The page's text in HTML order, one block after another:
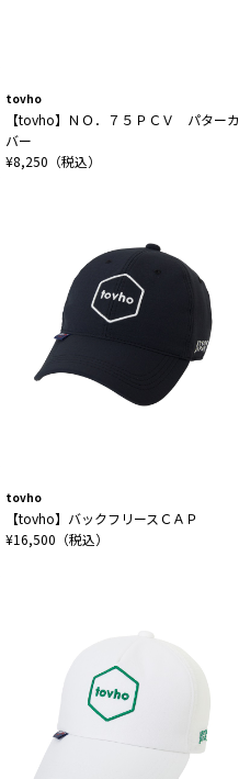
tovho
【tovho】ＮＯ．７５ＰＣＶ パターカ
バー
¥8,250（税込）
tovho
【tovho】バックフリースＣＡＰ
¥16,500（税込）